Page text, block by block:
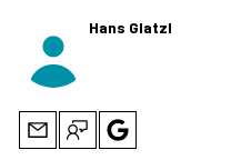
Hans Glatzl